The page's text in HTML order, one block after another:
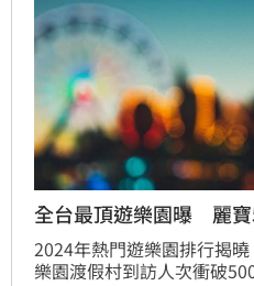
全台最頂遊樂園曝 麗
2024年熱門遊樂園排行揭
樂園渡假村到訪人次衝破